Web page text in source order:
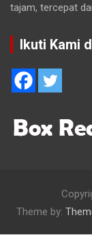
tajam, tercepat
Ikuti Kami
Theme by: